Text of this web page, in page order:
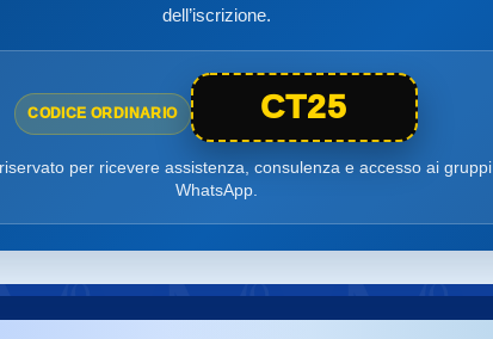
dell’iscrizione.
CODICE ORDINARIO CT25
per ricevere assistenza, consulenza e accesso ai gruppi
WhatsApp.